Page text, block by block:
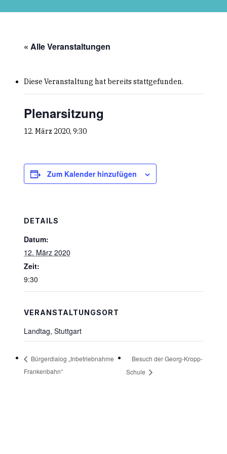
« Alle Veranstaltungen
Diese Veranstaltung hat bereits stattgefunden.
Plenarsitzung
12. März 2020, 9:30
Zum Kalender hinzufügen
DETAILS
Datum:
12. März 2020
Zeit:
9:30
VERANSTALTUNGSORT
Landtag, Stuttgart
Bürgerdialog „Inbetriebnahme
Frankenbahn“
Besuch der Georg-Kropp-
Schule